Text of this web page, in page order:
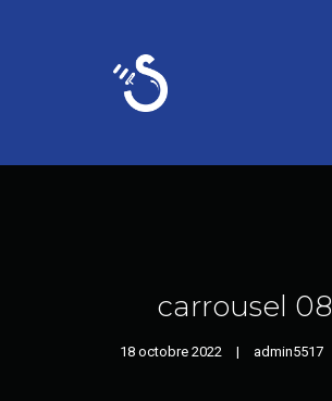
carrousel 08
18 octobre 2022 admin5517